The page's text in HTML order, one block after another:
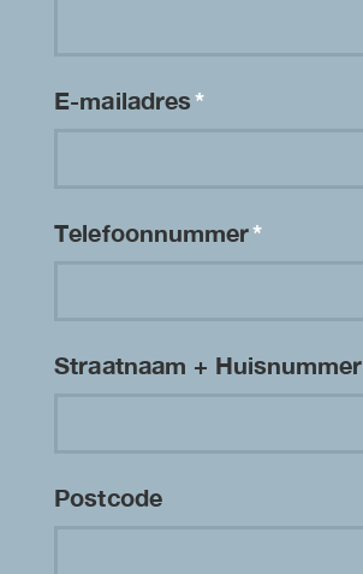
E-mailadres*
Telefoonnummer*
Straatnaam + Huisnummer
Postcode